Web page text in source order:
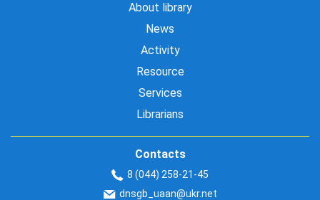
About library
News
Activity
Resource
Services
Librarians
Contacts
8 (044) 258-21-45
dnsgb_uaan@ukr.net